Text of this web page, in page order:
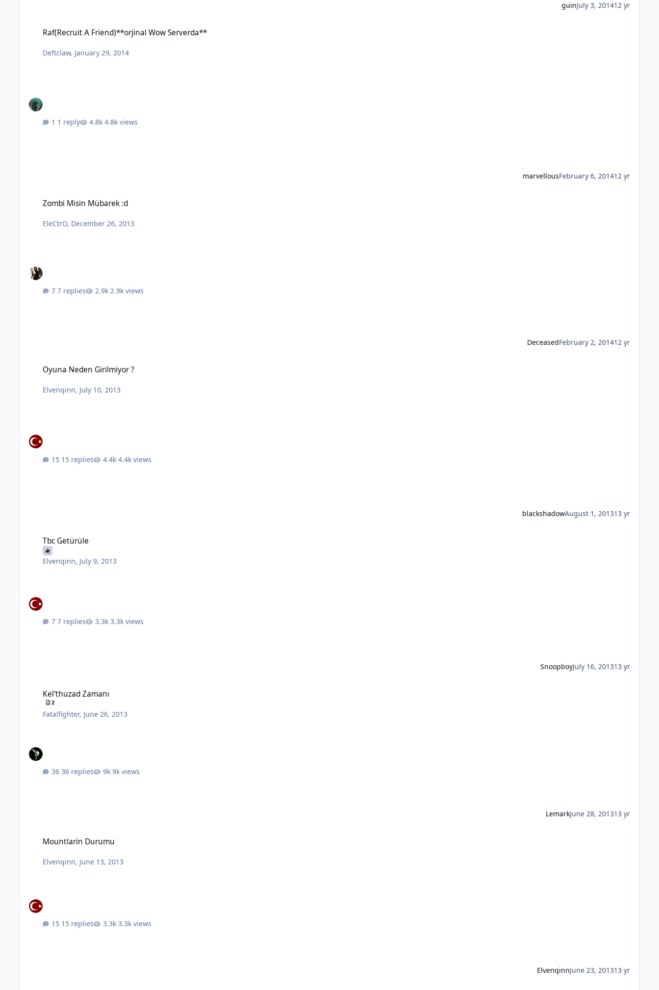
guinJuly 3, 201412 yr
Raf(Recruit A Friend)**orjinal Wow Serverda**
Deftclaw, January 29, 2014
1 reply 4.8k views
marvellousFebruary 6, 201412 yr
Zombi Misin Mübarek :d
EleCtrO, December 26, 2013
7 replies 2.9k views
DeceasedFebruary 2, 201412 yr
Oyuna Neden Girilmiyor ?
Elvenqinn, July 10, 2013
15 replies 4.4k views
blackshadowAugust 1, 201313 yr
Tbc Getürüle
Elvenqinn, July 9, 2013
7 replies 3.3k views
SnoopboyJuly 16, 201313 yr
Kel'thuzad Zamanı
2
Fatalfighter, June 26, 2013
36 replies 9k views
LemarkJune 28, 201313 yr
Mountlarin Durumu
Elvenqinn, June 13, 2013
15 replies 3.3k views
ElvenqinnJune 23, 201313 yr